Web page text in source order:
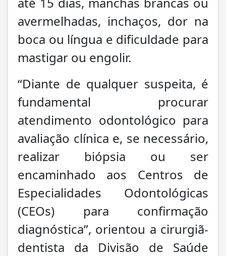
avermelhadas, inchaços, dor na
boca ou língua e dificuldade para
mastigar ou engolir.
“Diante de qualquer suspeita, é
fundamental procurar
atendimento odontológico para
avaliação clínica e, se necessário,
realizar biópsia ou ser
encaminhado aos Centros de
Especialidades Odontológicas
(CEOs) para confirmação
diagnóstica”, orientou a cirurgiã-
dentista da Divisão de Saúde